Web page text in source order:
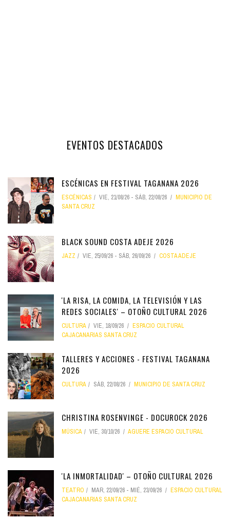
EVENTOS DESTACADOS
ESCÉNICAS EN FESTIVAL TAGANANA 2026
ESCÉNICAS VIE, 21/08/26 - SÁB, 22/08/26
MUNICIPIO DE
SANTA CRUZ
BLACK SOUND COSTA ADEJE 2026
JAZZ VIE, 25/09/26 - SÁB, 26/09/26 COSTA ADEJE
'LA RISA, LA COMIDA, LA TELEVISIÓN Y LAS
REDES SOCIALES' – OTOÑO CULTURAL 2026
CULTURA VIE, 18/09/26
ESPACIO CULTURAL
CAJACANARIAS SANTA CRUZ
TALLERES Y ACCIONES - FESTIVAL TAGANANA
2026
CULTURA SÁB, 22/08/26 MUNICIPIO DE SANTA CRUZ
CHRISTINA ROSENVINGE - DOCUROCK 2026
MÚSICA VIE, 30/10/26 AGUERE ESPACIO CULTURAL
'LA INMORTALIDAD' – OTOÑO CULTURAL 2026
TEATRO MAR, 22/09/26 - MIÉ, 23/09/26
ESPACIO CULTURAL
CAJACANARIAS SANTA CRUZ